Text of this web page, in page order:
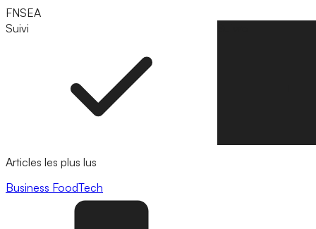
FNSEA
Suivi
Articles les plus lus
Business FoodTech